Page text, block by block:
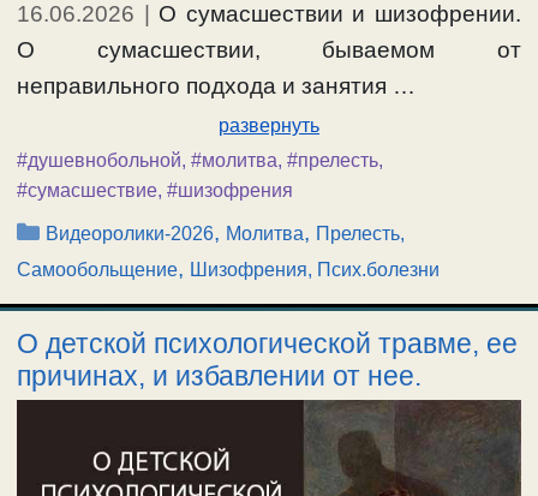
16.06.2026
О сумасшествии и шизофрении.
О сумасшествии, бываемом от
неправильного подхода и занятия …
развернуть
#душевнобольной, #молитва, #прелесть,
#сумасшествие, #шизофрения
Рубрики
Видеоролики-2026, Молитва, Прелесть,
Самообольщение, Шизофрения, Псих.болезни
О детской психологической травме, ее
причинах, и избавлении от нее.